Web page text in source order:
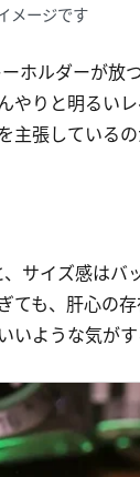
メージです
ホルダーが放
りと明るいレ
主張している
サイズ感はバ
ても、肝心の
ような気がす